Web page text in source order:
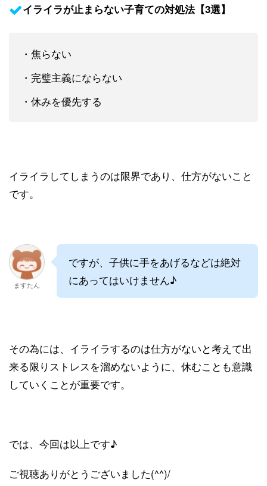
イライラが止まらない子育ての対処法【3選】
・焦らない
・完璧主義にならない
・休みを優先する
イライラしてしまうのは限界であり、仕方がないこと
です。
ますたん
ですが、子供に手をあげるなどは絶対
にあってはいけません♪
その為には、イライラするのは仕方がないと考えて出
来る限りストレスを溜めないように、休むことも意識
していくことが重要です。
では、今回は以上です♪
ご視聴ありがとうございました(^^)/